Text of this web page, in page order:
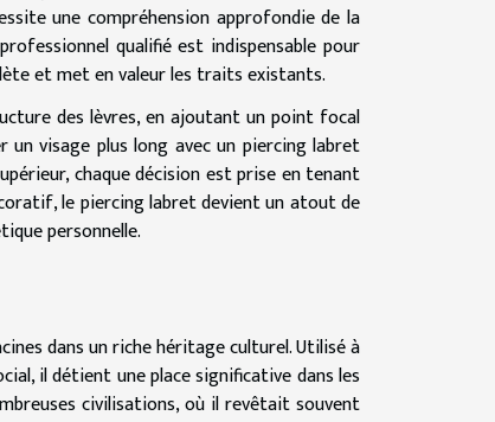
une compréhension approfondie de la
qualifié est indispensable pour
et met en valeur les traits existants.
des lèvres, en ajoutant un point focal
visage plus long avec un piercing labret
chaque décision est prise en tenant
le piercing labret devient un atout de
personnelle.
dans un riche héritage culturel. Utilisé à
il détient une place significative dans les
civilisations, où il revêtait souvent